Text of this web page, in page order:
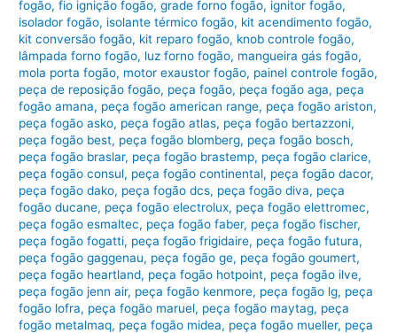
fogão,fio ignição fogão,grade forno fogão, ignitor fogão,
isolador fogão, isolante térmico fogão, kit acendimento fogão,
kit conversão fogão, kit reparo fogão, knob controle fogão,
lâmpada forno fogão, luz forno fogão, mangueira gás fogão,
mola porta fogão, motor exaustor fogão, painel controle fogão,
peça de reposição fogão, peça fogão, peça fogão aga, peça
fogão amana, peça fogão american range, peça fogão ariston,
peça fogão asko, peça fogão atlas, peça fogão bertazzoni,
peça fogão best, peça fogão blomberg, peça fogão bosch,
peça fogão braslar, peça fogão brastemp, peça fogão clarice,
peça fogão consul, peça fogão continental, peça fogão dacor,
peça fogão dako, peça fogão dcs, peça fogão diva, peça
fogão ducane, peça fogão electrolux, peça fogão elettromec,
peça fogão esmaltec, peça fogão faber, peça fogão fischer,
peça fogão fogatti, peça fogão frigidaire, peça fogão futura,
peça fogão gaggenau, peça fogão ge, peça fogão goumert,
peça fogão heartland, peça fogão hotpoint, peça fogão ilve,
peça fogão jenn air, peça fogão kenmore, peça fogão lg, peça
fogão lofra, peça fogão maruel, peça fogão maytag, peça
fogão metalmaq, peça fogão midea, peça fogão mueller, peça